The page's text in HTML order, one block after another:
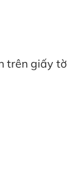
trên giấy tờ